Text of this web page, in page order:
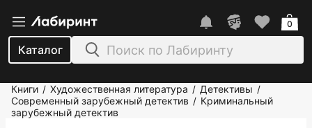
Каталог
0
Книги / Художественная литература / Детективы /
Современный зарубежный детектив / Криминальный
зарубежный детектив